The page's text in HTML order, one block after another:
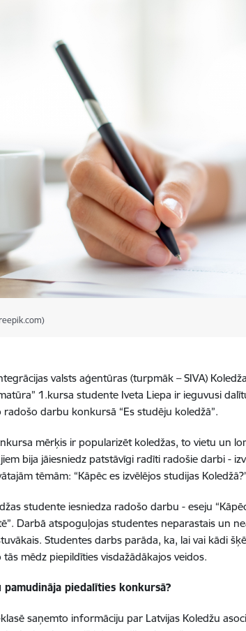
valsts aģentūras (turpmāk – SIVA)
1.kursa studente Iveta Liepa ir ieguvusi
radošo darbu konkursā “Es studēju koledžā”.
mērķis ir popularizēt koledžas, to vietu un
bija jāiesniedz patstāvīgi radīti radošie darbi -
tēmām: “Kāpēc es izvēlējos studijas
studente iesniedza radošo darbu - eseju
Darbā atspoguļojas studentes neparastais un
Studentes darbs parāda, ka, lai vai kādi
tās mēdz piepildīties visdažādākajos veidos.
pamudināja piedalīties konkursā?
saņemto informāciju par Latvijas Koledžu